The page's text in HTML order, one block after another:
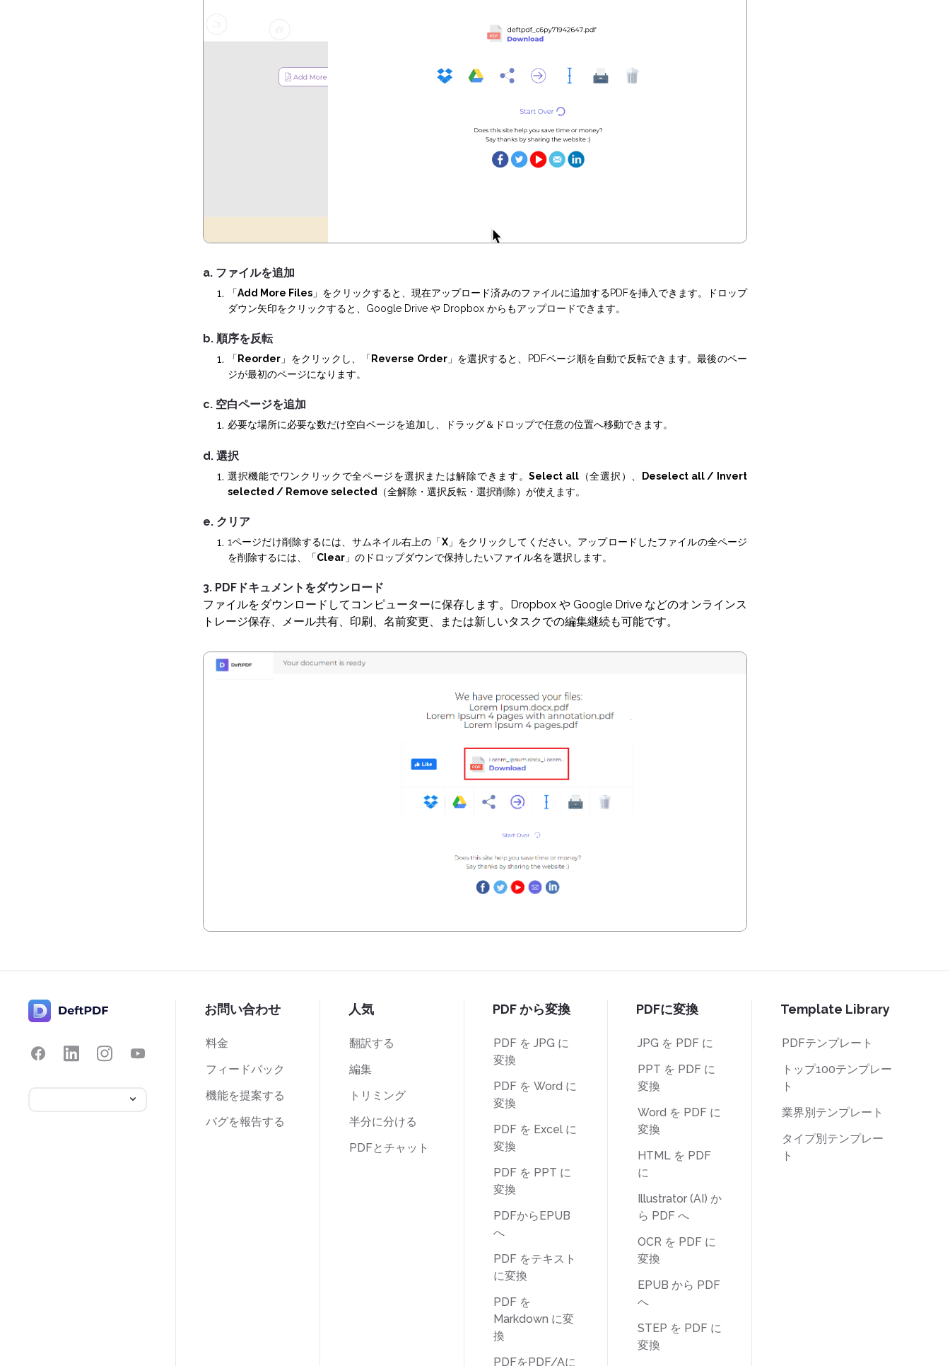
a. ファイルを追加
「Add More Files 」をクリックすると、現在アップロード済みのファイルに追加するPDFを挿入できます。ドロップ
ダウン矢印をクリックすると、Google Drive や Dropbox からもアップロードできます。
b. 順序を反転
「 Reorder 」をクリックし、「 Reverse Order」を選択すると、PDFページ順を自動で反転できます。最後のペー
ジが最初のページになります。
c. 空白ページを追加
必要な場所に必要な数だけ空白ページを追加し、ドラッグ＆ドロップで任意の位置へ移動できます。
d. 選択
選択機能でワンクリックで全ページを選択または解除できます。Select all （全選択）、
Deselect all / Invert
selected / Remove selected
（全解除・選択反転・選択削除）が使えます。
e. クリア
1ページだけ削除するには、サムネイル右上の「X」をクリックしてください。アップロードしたファイルの全ページ
を削除するには、「Clear 」のドロップダウンで保持したいファイル名を選択します。
3. PDFドキュメントをダウンロード
ファイルをダウンロードしてコンピューターに保存します。Dropbox や Google Drive などのオンラインス
トレージ保存、メール共有、印刷、名前変更、または新しいタスクでの編集継続も可能です。
お問い合わせ
料金
フィードバック
機能を提案する
バグを報告する
人気
翻訳する
編集
トリミング
半分に分ける
PDFとチャット
PDF から変換
PDF を JPG に
変換
PDF を Word に
変換
PDF を Excel に
変換
PDF を PPT に
変換
PDFからEPUB
へ
PDF をテキスト
に変換
PDF を
Markdown に変
換
PDFをPDF/Aに
PDFに変換
JPG を PDF に
PPT を PDF に
変換
Word を PDF に
変換
HTML を PDF
に
Illustrator (AI) か
ら PDF へ
OCR を PDF に
変換
EPUB から PDF
へ
STEP を PDF に
変換
Template Library
PDFテンプレート
トップ100テンプレー
ト
業界別テンプレート
タイプ別テンプレー
ト